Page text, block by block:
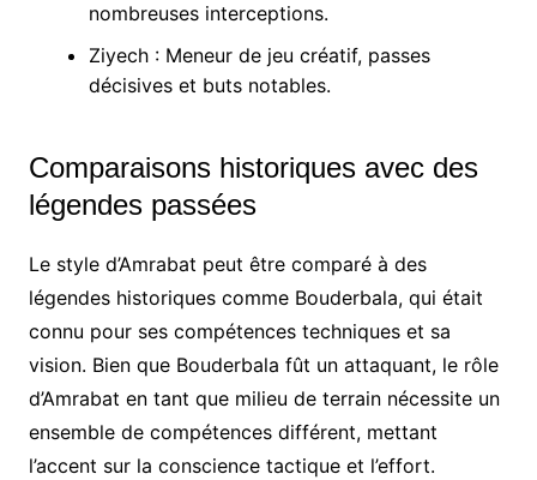
nombreuses interceptions.
Ziyech : Meneur de jeu créatif, passes
décisives et buts notables.
Comparaisons historiques avec des
légendes passées
Le style d’Amrabat peut être comparé à des
légendes historiques comme Bouderbala, qui était
connu pour ses compétences techniques et sa
vision. Bien que Bouderbala fût un attaquant, le rôle
d’Amrabat en tant que milieu de terrain nécessite un
ensemble de compétences différent, mettant
l’accent sur la conscience tactique et l’effort.